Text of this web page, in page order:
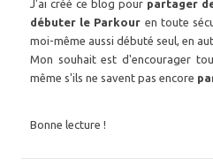
J'ai créé ce blog pour partager
débuter le Parkour en toute
moi-même aussi débuté seul, en
Mon souhait est d'encourager
même s'ils ne savent pas encore
Bonne lecture !